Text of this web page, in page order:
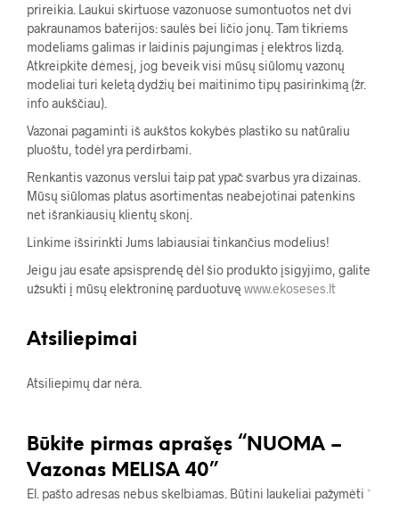
prireikia. Laukui skirtuose vazonuose sumontuotos net dvi
pakraunamos baterijos: saulės bei ličio jonų. Tam tikriems
modeliams galimas ir laidinis pajungimas į elektros lizdą.
Atkreipkite dėmesį, jog beveik visi mūsų siūlomų vazonų
modeliai turi keletą dydžių bei maitinimo tipų pasirinkimą (žr.
info aukščiau).
Vazonai pagaminti iš aukštos kokybės plastiko su natūraliu
pluoštu, todėl yra perdirbami.
Renkantis vazonus verslui taip pat ypač svarbus yra dizainas.
Mūsų siūlomas platus asortimentas neabejotinai patenkins
net išrankiausių klientų skonį.
Linkime išsirinkti Jums labiausiai tinkančius modelius!
Jeigu jau esate apsisprendę dėl šio produkto įsigyjimo, galite
užsukti į mūsų elektroninę parduotuvę www.ekoseses.lt
Atsiliepimai
Atsiliepimų dar nėra.
Būkite pirmas aprašęs “NUOMA –
Vazonas MELISA 40”
El. pašto adresas nebus skelbiamas. Būtini laukeliai pažymėti *